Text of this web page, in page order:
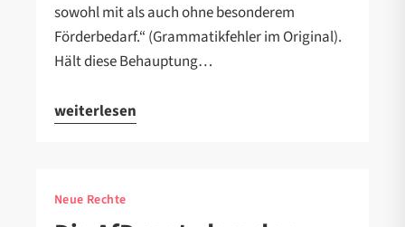
sowohl mit als auch ohne besonderem
Förderbedarf.“ (Grammatikfehler im Original).
Hält diese Behauptung…
weiterlesen
Neue Rechte